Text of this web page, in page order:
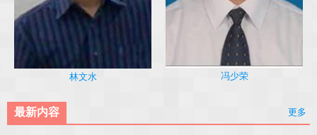
林文水 冯少荣
最新内容 更多